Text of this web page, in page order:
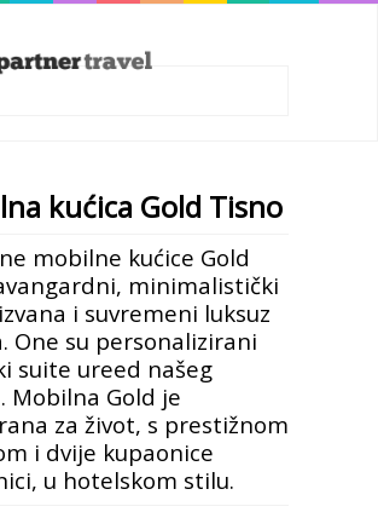
kućica Gold Tisno
mobilne kućice Gold
minimalistički
i suvremeni luksuz
One su personalizirani
suite ureed našeg
Mobilna Gold je
za život, s prestižnom
i dvije kupaonice
u hotelskom stilu.